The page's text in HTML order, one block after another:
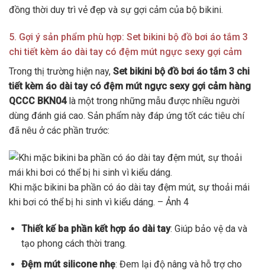
đồng thời duy trì vẻ đẹp và sự gợi cảm của bộ bikini.
5. Gợi ý sản phẩm phù hợp: Set bikini bộ đồ bơi áo tắm 3
chi tiết kèm áo dài tay có đệm mút ngực sexy gợi cảm
Trong thị trường hiện nay, Set bikini bộ đồ bơi áo tắm 3 chi
tiết kèm áo dài tay có đệm mút ngực sexy gợi cảm hàng
QCCC BKN04là một trong những mẫu được nhiều người
dùng đánh giá cao. Sản phẩm này đáp ứng tốt các tiêu chí
đã nêu ở các phần trước:
Khi mặc bikini ba phần có áo dài tay đệm mút, sự thoải mái
khi bơi có thể bị hi sinh vì kiểu dáng. – Ảnh 4
Thiết kế ba phần kết hợp áo dài tay: Giúp bảo vệ da và
tạo phong cách thời trang.
Đệm mút silicone nhẹ: Đem lại độ nâng và hỗ trợ cho